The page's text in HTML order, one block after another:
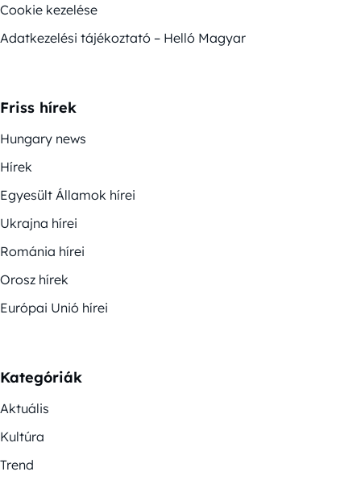
Cookie kezelése
Adatkezelési tájékoztató – Helló Magyar
Friss hírek
Hungary news
Hírek
Egyesült Államok hírei
Ukrajna hírei
Románia hírei
Orosz hírek
Európai Unió hírei
Kategóriák
Aktuális
Kultúra
Trend